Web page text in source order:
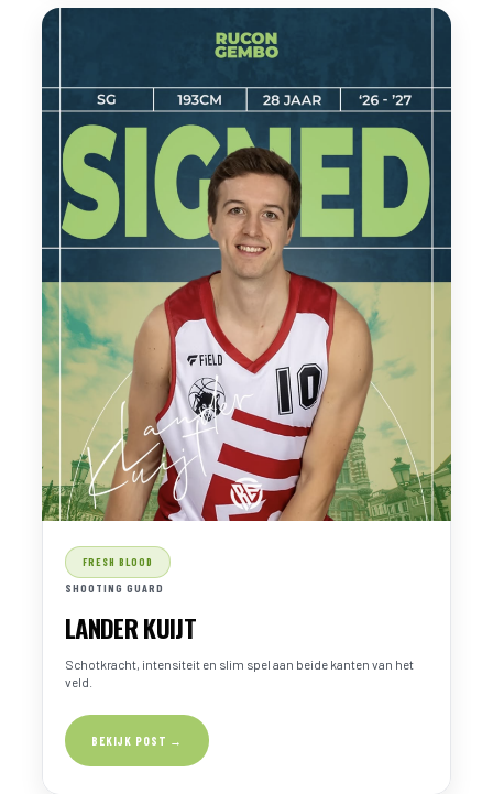
FRESH BLOOD
SHOOTING GUARD
LANDER KUIJT
Schotkracht, intensiteit en slim spel aan beide kanten van het
veld.
BEKIJK POST →